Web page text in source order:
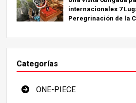
internacionales 7
Peregrinación de la
Categorías
ONE-PIECE